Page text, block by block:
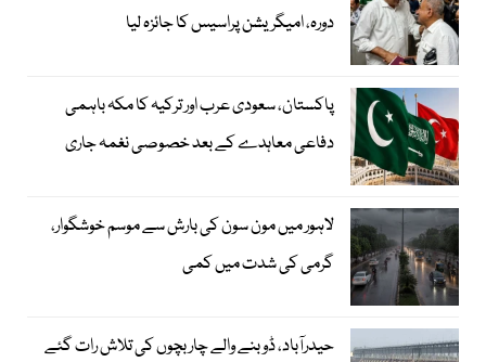
دورہ، امیگریشن پراسیس کا جائزہ لیا
پاکستان، سعودی عرب اور ترکیہ کا مکہ باہمی
دفاعی معاہدے کے بعد خصوصی نغمہ جاری
لاہور میں مون سون کی بارش سے موسم خوشگوار،
گرمی کی شدت میں کمی
حیدرآباد، ڈوبنے والے چار بچوں کی تلاش رات گئے